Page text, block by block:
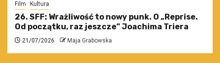
Film Kultura
26. SFF: Wrażliwość to nowy punk. O „Reprise.
Od początku, raz jeszcze” Joachima Triera
21/07/2026 Maja Grabowska